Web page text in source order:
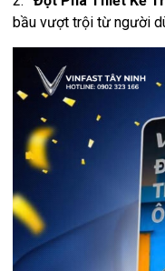
bầu vượt trội từ người